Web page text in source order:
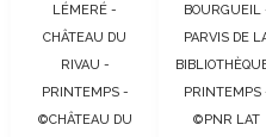
LÉMERÉ -
CHÂTEAU DU
RIVAU -
PRINTEMPS -
©CHÂTEAU DU
BOURGUEIL
PARVIS DE
PRINTEMPS
©PNR LAT